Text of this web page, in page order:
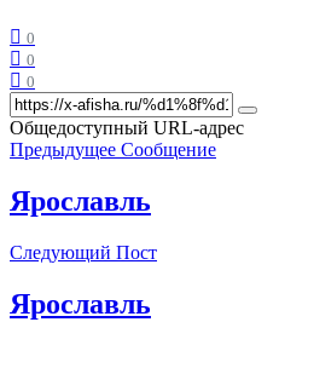
0
0
0
Общедоступный URL-адрес
Предыдущее Сообщение
Ярославль
Следующий Пост
Ярославль